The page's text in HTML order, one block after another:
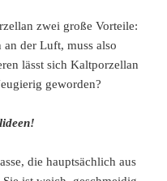
zwei große Vorteile:
der Luft, muss also
lässt sich Kaltporzellan
geworden?
die hauptsächlich aus